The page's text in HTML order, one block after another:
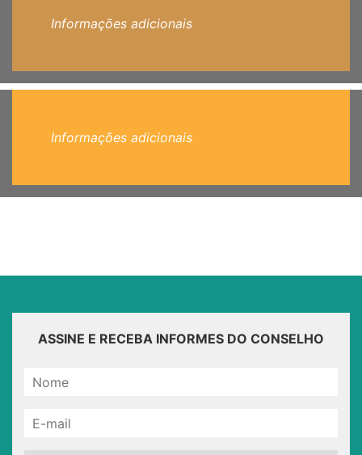
Informações adicionais
Informações adicionais
ASSINE E RECEBA INFORMES DO CONSELHO